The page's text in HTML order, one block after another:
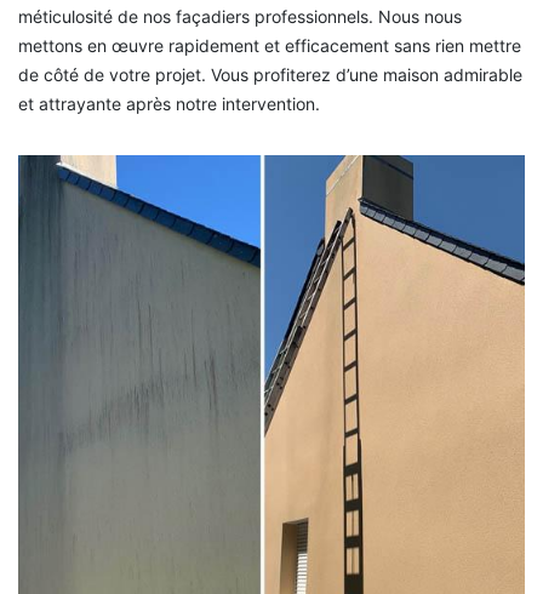
méticulosité de nos façadiers professionnels. Nous nous
mettons en œuvre rapidement et efficacement sans rien mettre
de côté de votre projet. Vous profiterez d’une maison admirable
et attrayante après notre intervention.